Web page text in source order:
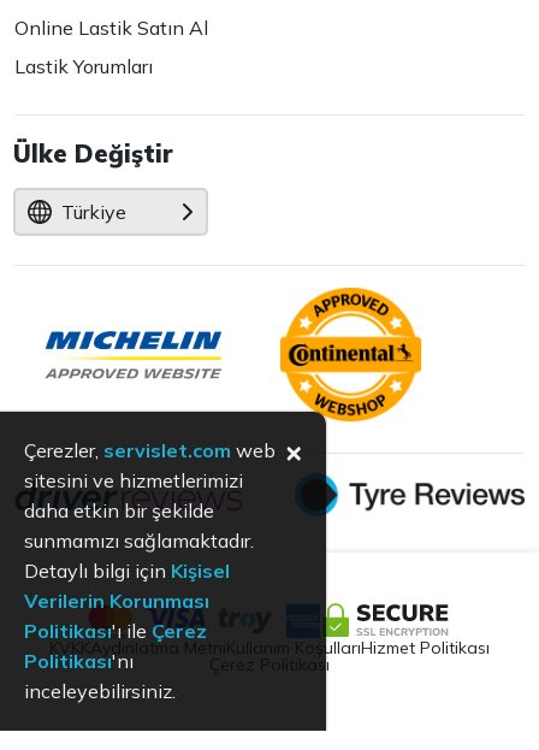
Online Lastik Satın Al
Lastik Yorumları
Ülke Değiştir
Türkiye
Aydınlatma Metni Kullanım KoşullarıHizmet Politikası
Çerez Politikası
Çerezler, servislet.com web
sitesini ve hizmetlerimizi
daha etkin bir şekilde
sunmamızı sağlamaktadır.
Detaylı bilgi için Kişisel
Verilerin Korunması
Politikası'ı ile Çerez
Politikası'nı
inceleyebilirsiniz.
×